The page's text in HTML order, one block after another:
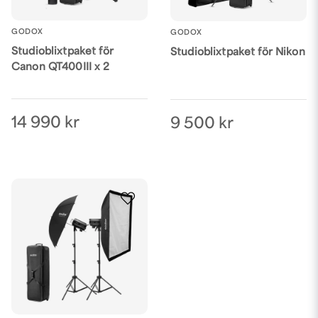
GODOX
Studioblixtpaket för
Canon QT400III x 2
14 990 kr
GODOX
Studioblixtpaket för Nikon
9 500 kr